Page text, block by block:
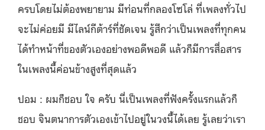
ครบโดยไม่ต้องพยายาม มีท่อนที่กลองโซโล่ ที่เพลงทั่วไป
จะไม่ค่อยมี มีไลน์กีต้าร์ที่ชัดเจน รู้สึกว่าเป็นเพลงที่ทุกคน
ได้ทำหน้าที่ของตัวเองอย่างพอดีพอดี แล้วก็มีการสื่อสาร
ในเพลงนี้ค่อนข้างสูงที่สุดแล้ว
ปอม : ผมก็ชอบ ใจ ครับ นี่เป็นเพลงที่ฟังครั้งแรกแล้วก็
ชอบ จินตนาการตัวเองเข้าไปอยู่ในวงนี้ได้เลย รู้เลยว่าเรา